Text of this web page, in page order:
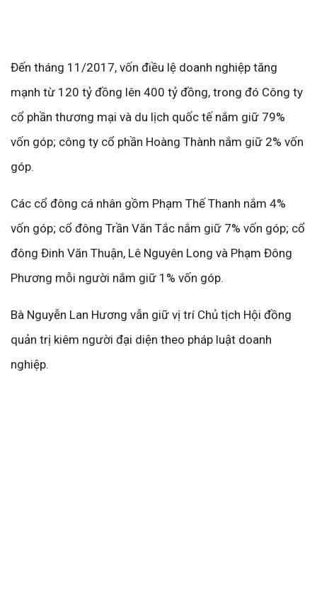
Đến tháng 11/2017, vốn điều lệ doanh nghiệp tăng
mạnh từ 120 tỷ đồng lên 400 tỷ đồng, trong đó Công ty
cổ phần thương mại và du lịch quốc tế nắm giữ 79%
vốn góp; công ty cổ phần Hoàng Thành nắm giữ 2% vốn
góp.
Các cổ đông cá nhân gồm Phạm Thế Thanh nắm 4%
vốn góp; cổ đông Trần Văn Tắc nắm giữ 7% vốn góp; cổ
đông Đinh Văn Thuận, Lê Nguyên Long và Phạm Đông
Phương mỗi người nắm giữ 1% vốn góp.
Bà Nguyễn Lan Hương vẫn giữ vị trí Chủ tịch Hội đồng
quản trị kiêm người đại diện theo pháp luật doanh
nghiệp.